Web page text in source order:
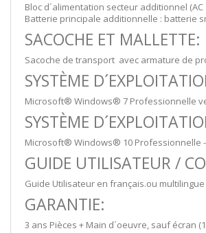
Bloc d´alimentation secteur additionnel (AC
Batterie principale additionnelle : batterie
SACOCHE ET MALLETTE:
Sacoche de transport avec armature de
SYSTÈME
Microsoft® Windows® 7 Professionnelle
SYSTÈME
Microsoft® Windows® 10 Professionnelle -
GUIDE UTILISATEUR /
Guide Utilisateur en français.ou
GARANTIE:
3 ans Pièces + Main d´oeuvre, sauf écran